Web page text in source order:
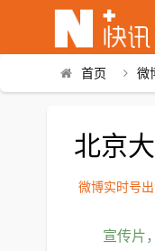
首页 微
北京
微博实时号
宣传片